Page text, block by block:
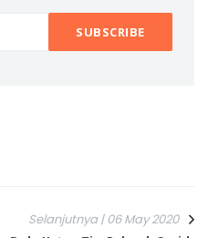
Selanjutnya | 06 May 2020